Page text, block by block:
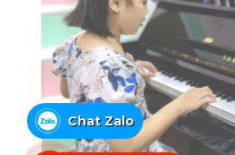
Chat Zalo